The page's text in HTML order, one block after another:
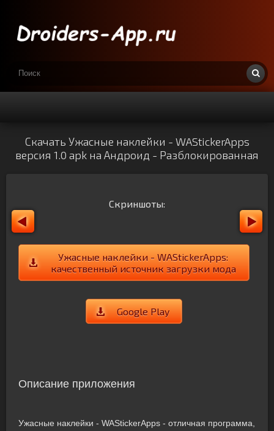
Скачать Ужасные наклейки - WAStickerApps
версия 1.0 apk на Андроид - Разблокированная
Скриншоты:
Ужасные наклейки - WAStickerApps:
качественный источник загрузки мода
Google Play
Описание приложения
Ужасные наклейки - WAStickerApps - отличная программа,